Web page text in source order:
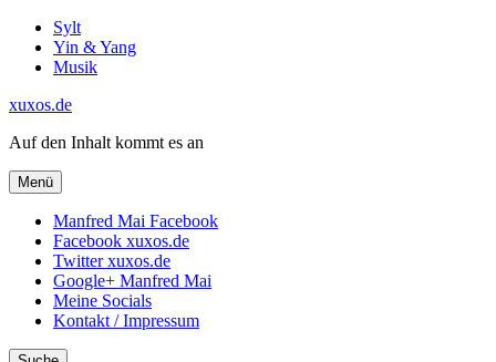
Sylt
Yin & Yang
Musik
xuxos.de
Auf den Inhalt kommt es an
Menü
Manfred Mai Facebook
Facebook xuxos.de
Twitter xuxos.de
Google+ Manfred Mai
Meine Socials
Kontakt / Impressum